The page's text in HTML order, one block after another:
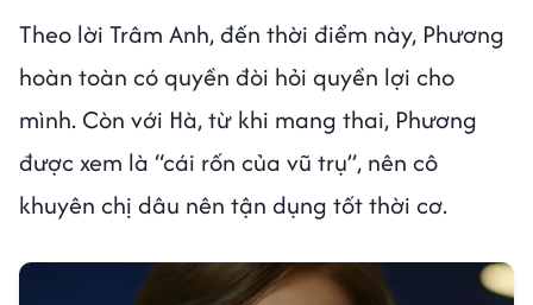
Theo lời Trâm Anh, đến thời điểm này, Phương
hoàn toàn có quyền đòi hỏi quyền lợi cho
mình. Còn với Hà, từ khi mang thai, Phương
được xem là “cái rốn của vũ trụ”, nên cô
khuyên chị dâu nên tận dụng tốt thời cơ.